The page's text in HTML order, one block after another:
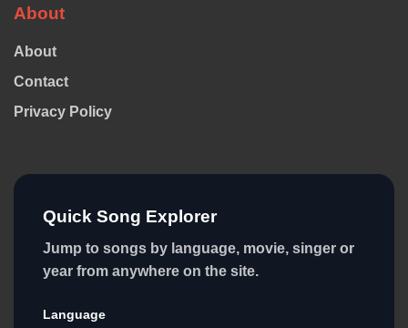
About
About
Contact
Privacy Policy
Quick Song Explorer
Jump to songs by language, movie, singer or
year from anywhere on the site.
Language